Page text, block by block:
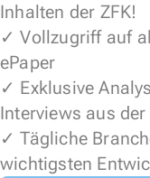
Inhalten der ZFK!
✓ Vollzugriff auf
ePaper
✓ Exklusive
Interviews aus
✓ Tägliche
wichtigsten